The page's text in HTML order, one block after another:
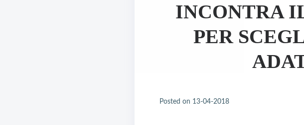
INCONTRA
PER
Posted on 13-04-2018